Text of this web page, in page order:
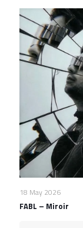
18 May 2026
FABL – Miroir